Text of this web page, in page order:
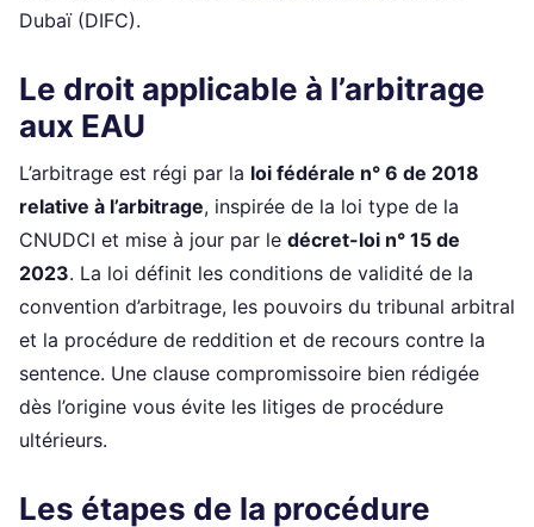
Dubaï (DIFC).
Le droit applicable à l’arbitrage
aux EAU
L’arbitrage est régi par la loi fédérale n° 6 de 2018
relative à l’arbitrage, inspirée de la loi type de la
CNUDCI et mise à jour par le décret-loi n° 15 de
2023. La loi définit les conditions de validité de la
convention d’arbitrage, les pouvoirs du tribunal arbitral
et la procédure de reddition et de recours contre la
sentence. Une clause compromissoire bien rédigée
dès l’origine vous évite les litiges de procédure
ultérieurs.
Les étapes de la procédure